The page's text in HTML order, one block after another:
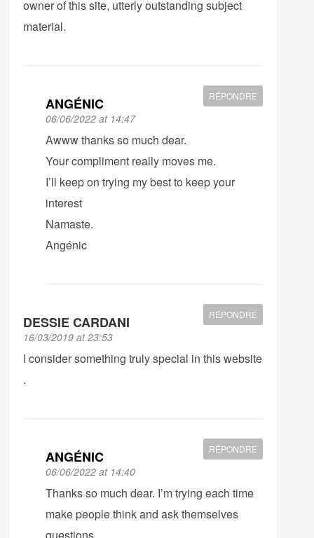
owner of this site, utterly outstanding subject
material.
ANGÉNIC
06/06/2022 at 14:47
RÉPONDRE
Awww thanks so much dear.
Your compliment really moves me.
I’ll keep on trying my best to keep your
interest
Namaste.
Angénic
DESSIE CARDANI
16/03/2019 at 23:53
RÉPONDRE
I consider something truly special in this website
.
ANGÉNIC
06/06/2022 at 14:40
RÉPONDRE
Thanks so much dear. I’m trying each time
make people think and ask themselves